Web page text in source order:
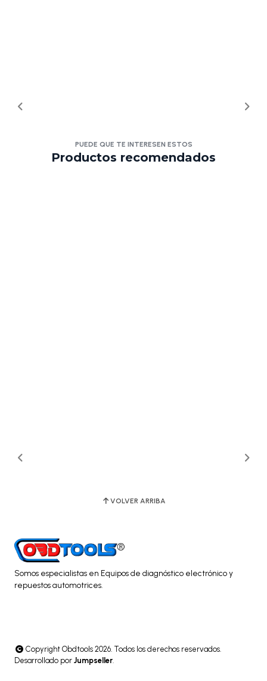
PUEDE QUE TE INTERESEN ESTOS
Productos recomendados
VOLVER ARRIBA
Somos especialistas en Equipos de diagnóstico electrónico y
repuestos automotrices.
Copyright Obdtools 2026. Todos los derechos reservados.
Desarrollado por Jumpseller